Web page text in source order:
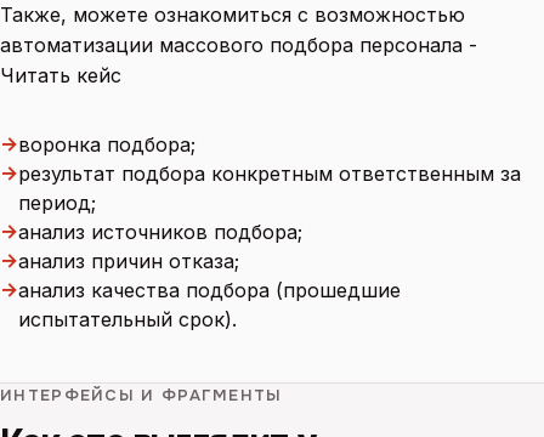
Также, можете ознакомиться с возможностью
автоматизации массового подбора персонала -
Читать кейс
→воронка подбора;
→результат подбора конкретным ответственным за
период;
→анализ источников подбора;
→анализ причин отказа;
→анализ качества подбора (прошедшие
испытательный срок).
ИНТЕРФЕЙСЫ И ФРАГМЕНТЫ